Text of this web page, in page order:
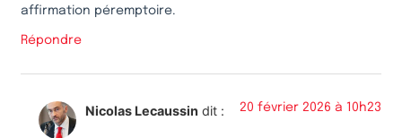
affirmation péremptoire.
Répondre
Nicolas Lecaussin dit : 20 février 2026 à 10h23